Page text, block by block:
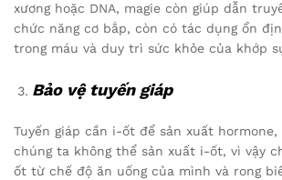
xương hoặc DNA, magie còn giúp dẫn
chức năng cơ bắp, còn có tác dụng ổn
trong máu và duy trì sức khỏe của khớp
Bảo vệ tuyến giáp
Tuyến giáp cần i-ốt để sản xuất
chúng ta không thể sản xuất i-ốt, vì vậy
ốt từ chế độ ăn uống của mình và rong